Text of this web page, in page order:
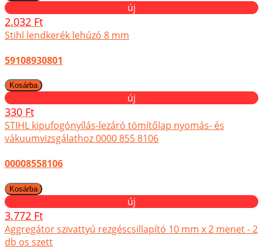
új
2.032 Ft
Stihl lendkerék lehúzó 8 mm
59108930801
új
330 Ft
STIHL kipufogónyílás-lezáró tömítőlap nyomás- és
vákuumvizsgálathoz 0000 855 8106
00008558106
új
3.772 Ft
Aggregátor szivattyú rezgéscsillapító 10 mm x 2 menet - 2
db os szett